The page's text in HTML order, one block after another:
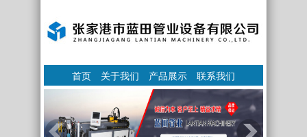
首页 关于我们 产品展示 联系我们